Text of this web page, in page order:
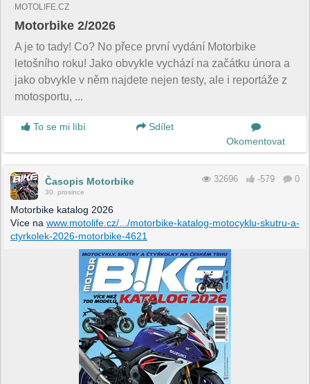
MOTOLIFE.CZ
Motorbike 2/2026
A je to tady! Co? No přece první vydání Motorbike
letošního roku! Jako obvykle vychází na začátku února a
jako obvykle v něm najdete nejen testy, ale i reportáže z
motosportu, ...
To se mi líbí
Sdílet
Okomentovat
Časopis Motorbike
30. prosince
32696 -579 0
Motorbike katalog 2026
Více na www.motolife.cz/.../motorbike-katalog-motocyklu-skutru-a-
ctyrkolek-2026-motorbike-4621